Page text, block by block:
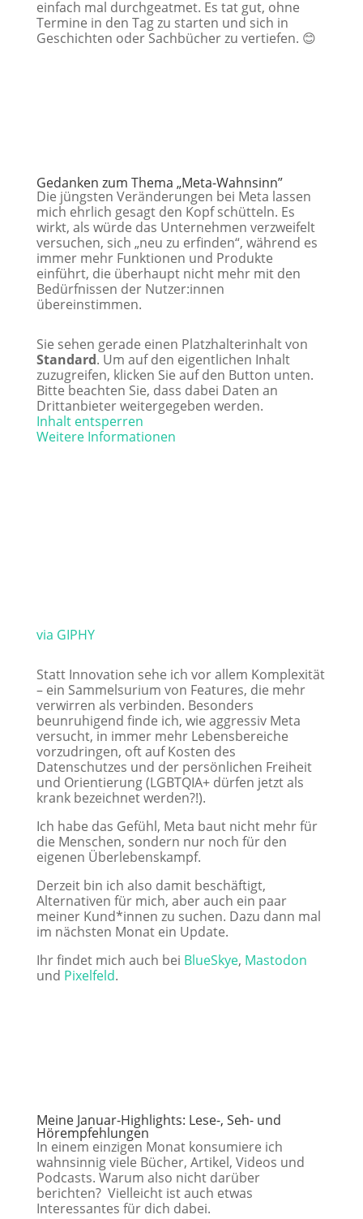
einfach mal durchgeatmet. Es tat gut, ohne
Termine in den Tag zu starten und sich in
Geschichten oder Sachbücher zu vertiefen. 😊
Gedanken zum Thema „Meta-Wahnsinn”
Die jüngsten Veränderungen bei Meta lassen
mich ehrlich gesagt den Kopf schütteln. Es
wirkt, als würde das Unternehmen verzweifelt
versuchen, sich „neu zu erfinden“, während es
immer mehr Funktionen und Produkte
einführt, die überhaupt nicht mehr mit den
Bedürfnissen der Nutzer:innen
übereinstimmen.
Sie sehen gerade einen Platzhalterinhalt von
Standard. Um auf den eigentlichen Inhalt
zuzugreifen, klicken Sie auf den Button unten.
Bitte beachten Sie, dass dabei Daten an
Drittanbieter weitergegeben werden.
Inhalt entsperren
Weitere Informationen
via GIPHY
Statt Innovation sehe ich vor allem Komplexität
– ein Sammelsurium von Features, die mehr
verwirren als verbinden. Besonders
beunruhigend finde ich, wie aggressiv Meta
versucht, in immer mehr Lebensbereiche
vorzudringen, oft auf Kosten des
Datenschutzes und der persönlichen Freiheit
und Orientierung (LGBTQIA+ dürfen jetzt als
krank bezeichnet werden?!).
Ich habe das Gefühl, Meta baut nicht mehr für
die Menschen, sondern nur noch für den
eigenen Überlebenskampf.
Derzeit bin ich also damit beschäftigt,
Alternativen für mich, aber auch ein paar
meiner Kund*innen zu suchen. Dazu dann mal
im nächsten Monat ein Update.
Ihr findet mich auch bei BlueSkye, Mastodon
und Pixelfeld.
Meine Januar-Highlights: Lese-, Seh- und
Hörempfehlungen
In einem einzigen Monat konsumiere ich
wahnsinnig viele Bücher, Artikel, Videos und
Podcasts. Warum also nicht darüber
berichten? Vielleicht ist auch etwas
Interessantes für dich dabei.